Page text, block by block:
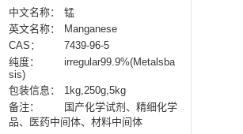
中文名称：
锰
英文名称：
Manganese
CAS：
7439-96-5
纯度：
irregular99.9%(Metalsba
sis)
包装信息：
1kg,250g,5kg
备注：
国产化学试剂、精细化学
品、医药中间体、材料中间体